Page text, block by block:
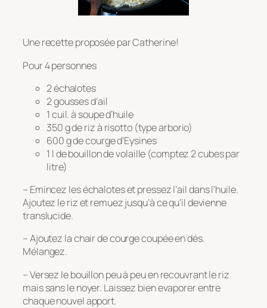
Une recette proposée par Catherine!
Pour 4 personnes
2 échalotes
2 gousses d’ail
1 cuil. à soupe d’huile
350 g de riz à risotto (type arborio)
600 g de courge d’Eysines
1 l de bouillon de volaille (comptez 2 cubes par
litre)
– Emincez les échalotes et pressez l’ail dans l’huile.
Ajoutez le riz et remuez jusqu’à ce qu’il devienne
translucide.
– Ajoutez la chair de courge coupée en dés.
Mélangez.
– Versez le bouillon peu à peu en recouvrant le riz
mais sans le noyer. Laissez bien evaporer entre
chaque nouvel apport.